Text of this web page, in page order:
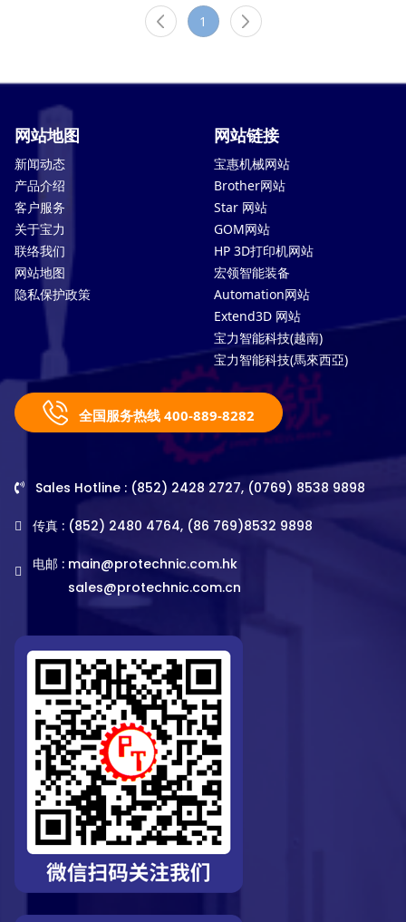
1
网站地图
新闻动态
产品介绍
客户服务
关于宝力
联络我们
网站地图
隐私保护政策
网站链接
宝惠机械网站
Brother网站
Star 网站
GOM网站
HP 3D打印机网站
宏领智能装备
Automation网站
Extend3D 网站
宝力智能科技(越南)
宝力智能科技(馬來西亞)
全国服务热线 400-889-8282
Sales Hotline : (852) 2428 2727, (0769) 8538 9898
传真 : (852) 2480 4764, (86 769)8532 9898
电邮 : main@protechnic.com.hk
sales@protechnic.com.cn